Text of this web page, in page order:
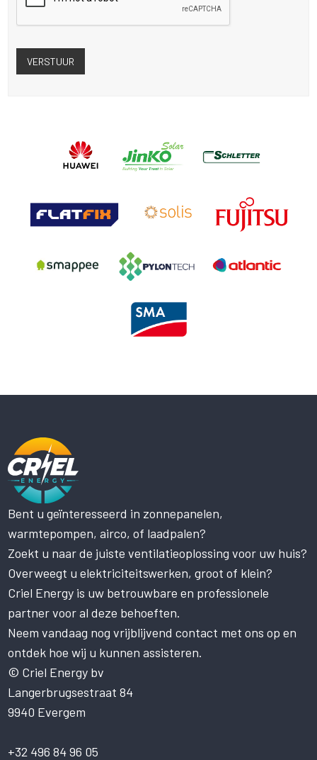
Bent u geïnteresseerd in zonnepanelen,
warmtepompen, airco, of laadpalen?
Zoekt u naar de juiste ventilatieoplossing voor uw huis?
Overweegt u elektriciteitswerken, groot of klein?
Criel Energy is uw betrouwbare en professionele
partner voor al deze behoeften.
Neem vandaag nog vrijblijvend contact met ons op en
ontdek hoe wij u kunnen assisteren.
© Criel Energy bv
Langerbrugsestraat 84
9940 Evergem
+32 496 84 96 05
Deze website maakt gebruik
van cookies.
Deze website gebruikt cookies om uw
gebruikerservaring te verbeteren. Door
onze website te gebruiken, stemt u in met
alle cookies in overeenstemming met ons
Cookiebeleid.Lees verder
STRIKT NOODZAKELIJK
PRESTATIE
TARGETING
FUNCTIONEEL
NIET-GECLASSIFICEERD